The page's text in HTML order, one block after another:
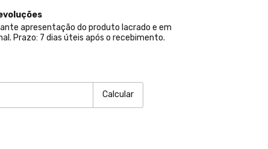
apresentação do produto lacrado e em
Prazo: 7 dias úteis após o recebimento.
Calcular